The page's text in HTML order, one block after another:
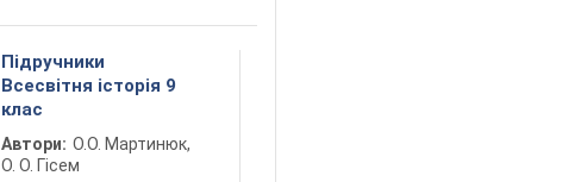
Підручники
Всесвітня історія 9
клас
Автори: О.О. Мартинюк,
О. О. Гісем